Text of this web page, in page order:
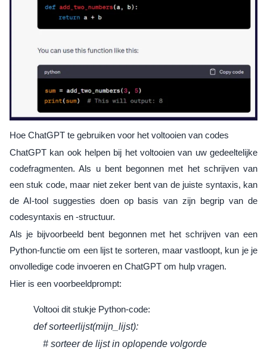
Hoe ChatGPT te gebruiken voor het voltooien van codes
ChatGPT kan ook helpen bij het voltooien van uw gedeeltelijke
codefragmenten. Als u bent begonnen met het schrijven van
een stuk code, maar niet zeker bent van de juiste syntaxis, kan
de AI-tool suggesties doen op basis van zijn begrip van de
codesyntaxis en -structuur.
Als je bijvoorbeeld bent begonnen met het schrijven van een
Python-functie om een ​​lijst te sorteren, maar vastloopt, kun je je
onvolledige code invoeren en ChatGPT om hulp vragen.
Hier is een voorbeeldprompt:
Voltooi dit stukje Python-code:
def sorteerlijst(mijn_lijst):
# sorteer de lijst in oplopende volgorde